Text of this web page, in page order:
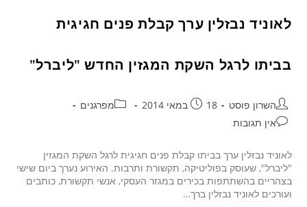
לאוניד נבזלין ערך קבלת פנים חגיגית
בביתו לרגל השקת המגזין החדש "ליברל"
השרון פוסט 18 במאי 2014
מפרגנים
אין תגובות
לאוניד נבזלין ערך בביתו קבלת פנים חגיגית לרגל השקת המגזין
"ליברל", שעוסק בפוליטיקה, תקשורת ותרבות. האירוע נערך ביום שישי
בצהריים בהשתתפות בכירים במגזר העסקי, אנשי תקשורת, כותבים
ועורכים לאוניד נבזלין ברך…